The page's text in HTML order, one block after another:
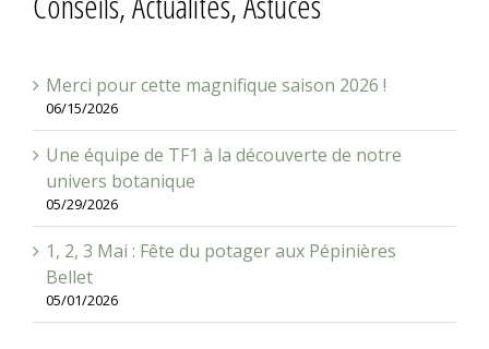
06/15/2026
univers botanique
05/29/2026
Bellet
05/01/2026